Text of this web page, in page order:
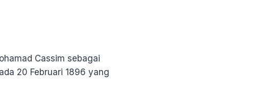
Cassim sebagai
20 Februari 1896 yang